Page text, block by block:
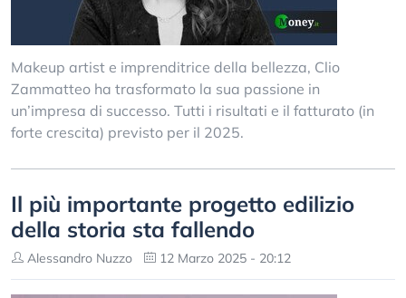
Makeup artist e imprenditrice della bellezza, Clio
Zammatteo ha trasformato la sua passione in
un’impresa di successo. Tutti i risultati e il fatturato (in
forte crescita) previsto per il 2025.
Il più importante progetto edilizio
della storia sta fallendo
Alessandro Nuzzo 12 Marzo 2025 - 20:12